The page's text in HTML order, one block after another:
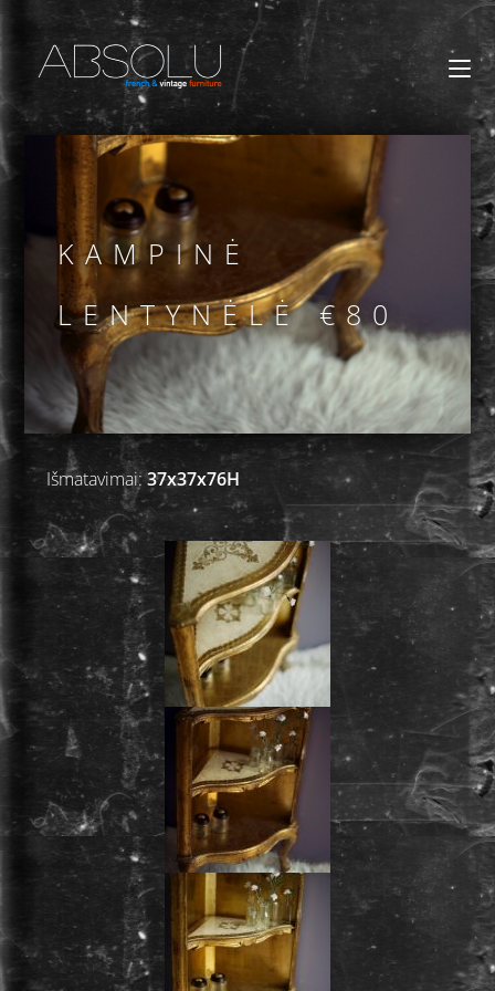
KAMPINĖ
LENTYNĖLĖ €80
Išmatavimai:37x37x76H